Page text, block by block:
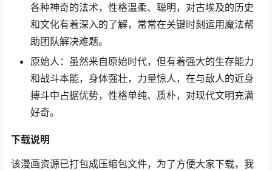
各种神奇的法术，性格温柔、聪明，对古埃及的历史
和文化有着深入的了解，常常在关键时刻运用魔法帮
助团队解决难题。
原始人：虽然来自原始时代，但有着强大的生存能力
和战斗本能，身体强壮，力量惊人，在与敌人的近身
搏斗中占据优势，性格单纯、质朴，对现代文明充满
好奇。
下载说明
该漫画资源已打包成压缩包文件，为了方便大家下载，我